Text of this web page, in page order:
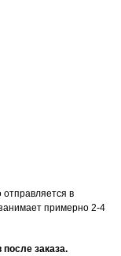
в
примерно 2-4
заказа.